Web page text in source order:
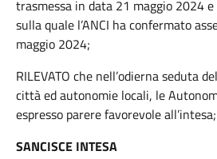
trasmessa in data 21 maggio 2024
sulla quale l’ANCI ha confermato
maggio 2024;
RILEVATO che nell’odierna seduta
città ed autonomie locali, le
espresso parere favorevole all’intesa;
SANCISCE INTESA